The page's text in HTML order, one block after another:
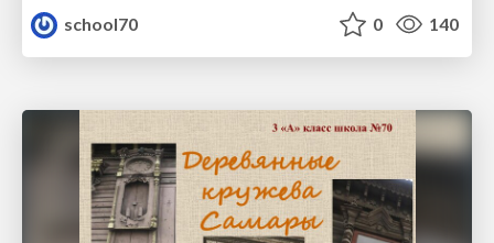
school70
0 140